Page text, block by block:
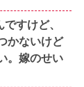
すけど、
かないけど
。嫁のせい